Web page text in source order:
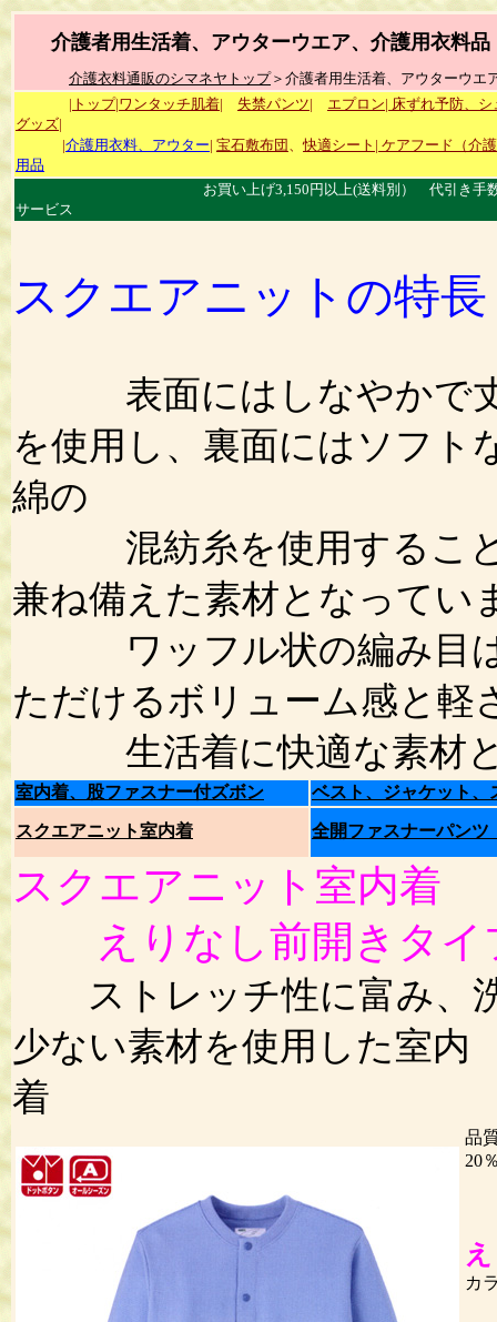
介護者用生活着、アウターウエア、介護用衣料品
介護衣料通販のシマネヤトップ＞介護者用生活着、アウターウエ
|トップ|ワンタッチ肌着| 失禁パンツ| エプロン| 床ずれ予防、シ
グッズ|
|介護用衣料、アウター| 宝石敷布団 、快適シート | ケアフード（介
用品
お買い上げ3,150円以上(送料別） 代引き手数料無料
サービス
スクエアニットの特長
表面にはしなやかで丈
を使用し、裏面にはソフト
綿の
混紡糸を使用すること
兼ね備えた素材となってい
ワッフル状の編み目は
ただけるボリューム感と軽
生活着に快適な素材と
室内着、股ファスナー付ズボン ベスト、ジャケット、
スクエアニット室内着 全開ファスナーパンツ
スクエアニット室内着
えりなし前開きタイ
ストレッチ性に富み、
少ない素材を使用した室内
品
20
カ